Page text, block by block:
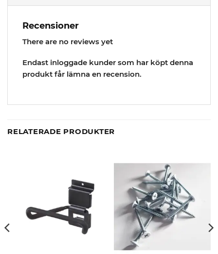
Recensioner
There are no reviews yet
Endast inloggade kunder som har köpt denna
produkt får lämna en recension.
RELATERADE PRODUKTER